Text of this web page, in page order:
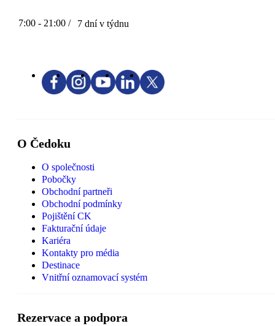
7:00 - 21:00 / 7 dní v týdnu
O Čedoku
O společnosti
Pobočky
Obchodní partneři
Obchodní podmínky
Pojištění CK
Fakturační údaje
Kariéra
Kontakty pro média
Destinace
Vnitřní oznamovací systém
Rezervace a podpora